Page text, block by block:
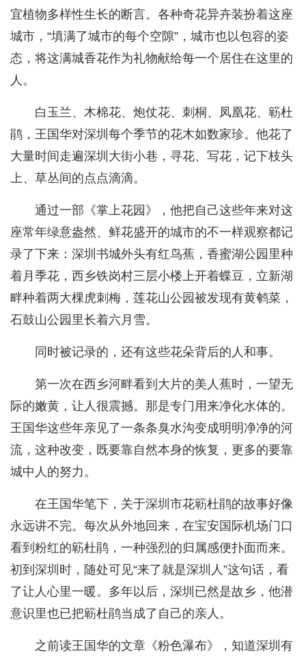
宜植物多样性生长的断言。各种奇花异卉装扮着这座
城市，“填满了城市的每个空隙”，城市也以包容的姿
态，将这满城香花作为礼物献给每一个居住在这里的
人。
白玉兰、木棉花、炮仗花、刺桐、凤凰花、簕杜
鹃，王国华对深圳每个季节的花木如数家珍。他花了
大量时间走遍深圳大街小巷，寻花、写花，记下枝头
上、草丛间的点点滴滴。
通过一部《掌上花园》，他把自己这些年来对这
座常年绿意盎然、鲜花盛开的城市的不一样观察都记
录了下来：深圳书城外头有红鸟蕉，香蜜湖公园里种
着月季花，西乡铁岗村三层小楼上开着蝶豆，立新湖
畔种着两大棵虎刺梅，莲花山公园被发现有黄鹌菜，
石鼓山公园里长着六月雪。
同时被记录的，还有这些花朵背后的人和事。
第一次在西乡河畔看到大片的美人蕉时，一望无
际的嫩黄，让人很震撼。那是专门用来净化水体的。
王国华这些年亲见了一条条臭水沟变成明明净净的河
流，这种改变，既要靠自然本身的恢复，更多的要靠
城中人的努力。
在王国华笔下，关于深圳市花簕杜鹃的故事好像
永远讲不完。每次从外地回来，在宝安国际机场门口
看到粉红的簕杜鹃，一种强烈的归属感便扑面而来。
初到深圳时，随处可见“来了就是深圳人”这句话，看
了让人心里一暖。多年以后，深圳已然是故乡，他潜
意识里也已把簕杜鹃当成了自己的亲人。
之前读王国华的文章《粉色瀑布》，知道深圳有